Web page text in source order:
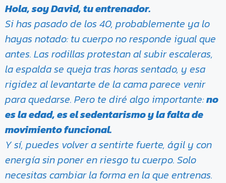
Hola, soy David, tu entrenador.
Si has pasado de los 40, probablemente ya lo
hayas notado: tu cuerpo no responde igual que
antes. Las rodillas protestan al subir escaleras,
la espalda se queja tras horas sentado, y esa
rigidez al levantarte de la cama parece venir
para quedarse. Pero te diré algo importante:no
es la edad, es el sedentarismo y la falta de
movimiento funcional.
Y sí, puedes volver a sentirte fuerte, ágil y con
energía sin poner en riesgo tu cuerpo. Solo
necesitas cambiar la forma en la que entrenas.